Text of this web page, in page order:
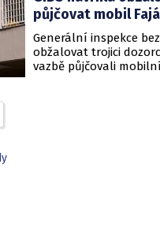
půjčovat mobil
Generální inspekce
obžalovat trojici
vazbě půjčovali